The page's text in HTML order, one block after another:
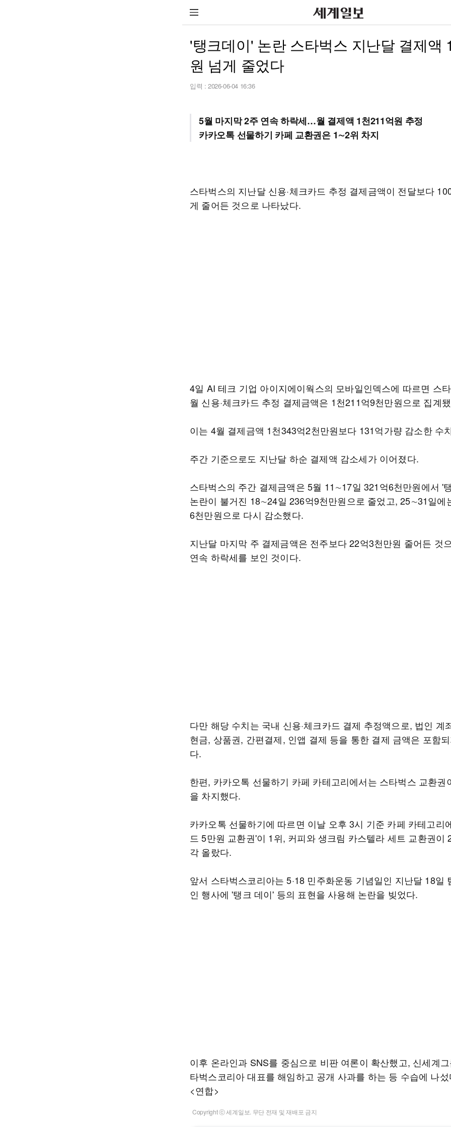
'탱크데이' 논란 스타벅스 지난달 결제액
원 넘게 줄었다
입력 : 2026-06-04 16:36
5월 마지막 2주 연속 하락세…월 결제액 1천211억원 추정
카카오톡 선물하기 카페 교환권은 1∼2위 차지
스타벅스의 지난달 신용·체크카드 추정 결제금액이 전달보다
게 줄어든 것으로 나타났다.
4일 AI 테크 기업 아이지에이웍스의 모바일인덱스에 따르면 스
월 신용·체크카드 추정 결제금액은 1천211억9천만원으로 집계
이는 4월 결제금액 1천343억2천만원보다 131억가량 감소한 수
주간 기준으로도 지난달 하순 결제액 감소세가 이어졌다.
스타벅스의 주간 결제금액은 5월 11∼17일 321억6천만원에서 '
논란이 불거진 18∼24일 236억9천만원으로 줄었고, 25∼31일에
6천만원으로 다시 감소했다.
지난달 마지막 주 결제금액은 전주보다 22억3천만원 줄어든 것
연속 하락세를 보인 것이다.
다만 해당 수치는 국내 신용·체크카드 결제 추정액으로, 법인 계
현금, 상품권, 간편결제, 인앱 결제 등을 통한 결제 금액은 포함
다.
한편, 카카오톡 선물하기 카페 카테고리에서는 스타벅스 교환권
을 차지했다.
카카오톡 선물하기에 따르면 이날 오후 3시 기준 카페 카테고리
드 5만원 교환권'이 1위, 커피와 생크림 카스텔라 세트 교환권이
각 올랐다.
앞서 스타벅스코리아는 5·18 민주화운동 기념일인 지난달 18일
인 행사에 '탱크 데이' 등의 표현을 사용해 논란을 빚었다.
이후 온라인과 SNS를 중심으로 비판 여론이 확산했고, 신세계
타벅스코리아 대표를 해임하고 공개 사과를 하는 등 수습에 나섰
<연합>
Copyright ⓒ 세계일보. 무단 전재 및 재배포 금지